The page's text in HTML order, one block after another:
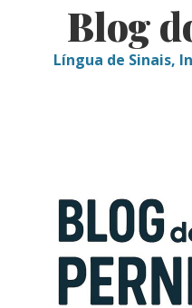
Blog
Língua de Sinais,